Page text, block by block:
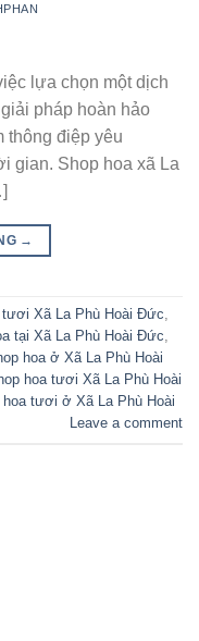
lựa chọn một dịch
pháp hoàn hảo
thông điệp yêu
gian. Shop hoa xã La
→
tươi Xã La Phù Hoài Đức
tại Xã La Phù Hoài Đức
hoa ở Xã La Phù Hoài
hoa tươi Xã La Phù Hoài
hoa tươi ở Xã La Phù Hoài
Leave a comment